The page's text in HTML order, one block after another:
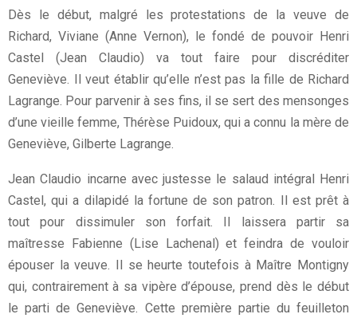
Dès le début, malgré les protestations de la veuve de
Richard, Viviane (Anne Vernon), le fondé de pouvoir Henri
Castel (Jean Claudio) va tout faire pour discréditer
Geneviève. Il veut établir qu’elle n’est pas la fille de Richard
Lagrange. Pour parvenir à ses fins, il se sert des mensonges
d’une vieille femme, Thérèse Puidoux, qui a connu la mère de
Geneviève, Gilberte Lagrange.
Jean Claudio incarne avec justesse le salaud intégral Henri
Castel, qui a dilapidé la fortune de son patron. Il est prêt à
tout pour dissimuler son forfait. Il laissera partir sa
maîtresse Fabienne (Lise Lachenal) et feindra de vouloir
épouser la veuve. Il se heurte toutefois à Maître Montigny
qui, contrairement à sa vipère d’épouse, prend dès le début
le parti de Geneviève. Cette première partie du feuilleton